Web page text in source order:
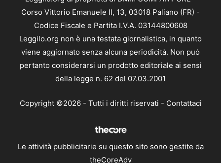
Corso Vittorio Emanuele II, 13, 03018 Paliano (FR) -
Codice Fiscale e Partita I.V.A. 03144800608
Leggilo.org non è una testata giornalistica, in quanto
viene aggiornato senza alcuna periodicità. Non può
pertanto considerarsi un prodotto editoriale ai sensi
della legge n. 62 del 07.03.2001
Copyright ©2026 - Tutti i diritti riservati - Contattaci
Le attività pubblicitarie su questo sito sono gestite da
theCoreAdv